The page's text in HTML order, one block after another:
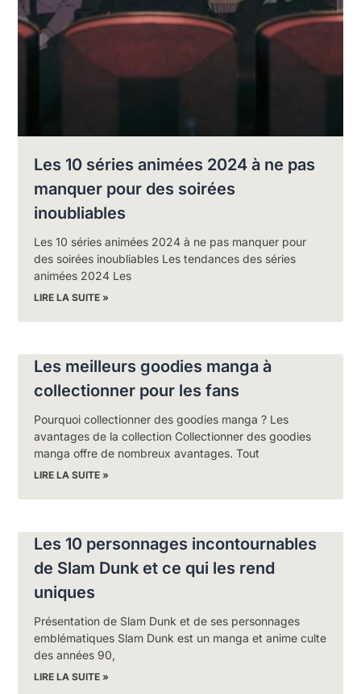
Les 10 séries animées 2024 à ne pas
manquer pour des soirées
inoubliables
Les 10 séries animées 2024 à ne pas manquer pour
des soirées inoubliables Les tendances des séries
animées 2024 Les
LIRE LA SUITE »
Les meilleurs goodies manga à
collectionner pour les fans
Pourquoi collectionner des goodies manga ? Les
avantages de la collection Collectionner des goodies
manga offre de nombreux avantages. Tout
LIRE LA SUITE »
Les 10 personnages incontournables
de Slam Dunk et ce qui les rend
uniques
Présentation de Slam Dunk et de ses personnages
emblématiques Slam Dunk est un manga et anime culte
des années 90,
LIRE LA SUITE »